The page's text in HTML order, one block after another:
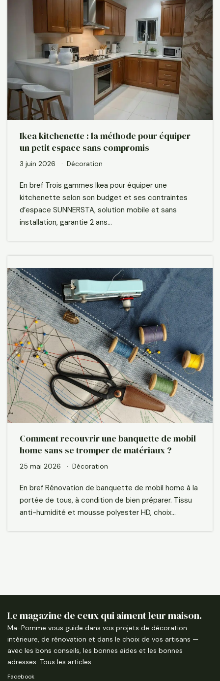
Ikea kitchenette : la méthode pour équiper
un petit espace sans compromis
3 juin 2026 Décoration
En bref Trois gammes Ikea pour équiper une
kitchenette selon son budget et ses contraintes
d’espace SUNNERSTA, solution mobile et sans
installation, garantie 2 ans…
Comment recouvrir une banquette de mobil
home sans se tromper de matériaux ?
25 mai 2026 Décoration
En bref Rénovation de banquette de mobil home à la
portée de tous, à condition de bien préparer. Tissu
anti-humidité et mousse polyester HD, choix…
Le magazine de ceux qui aiment leur maison.
Ma-Pomme vous guide dans vos projets de décoration
intérieure, de rénovation et dans le choix de vos artisans —
avec les bons conseils, les bonnes aides et les bonnes
adresses. Tous les articles.
Facebook